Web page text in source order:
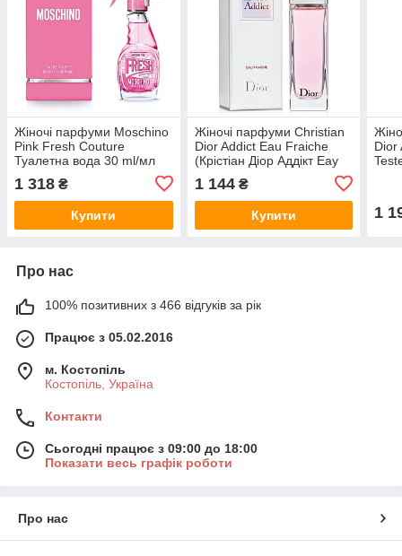
Жіночі парфуми Moschino
Pink Fresh Couture
Туалетна вода 30 ml/мл
1 318 ₴
Купити
Жіночі парфуми Christian
Dior Addict Eau Fraiche
(Крістіан Діор Аддікт Еау
Фреш) Туалетна вода 50
ml/мл
1 144₴
Купити
Dior
1
Про нас
100% позитивних з 466 відгуків за рік
Працює з 05.02.2016
м. Костопіль
Костопіль, Україна
Контакти
Сьогодні працює з 09:00 до 18:00
Показати весь графік роботи
Про нас